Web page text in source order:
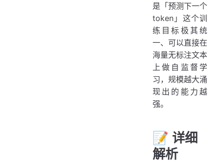
是「预测下一个
token」这个训
练目标极其统
一、可以直接在
海量无标注文本
上做自监督学
习，规模越大涌
现出的能力越
强。
📝 详细
解析